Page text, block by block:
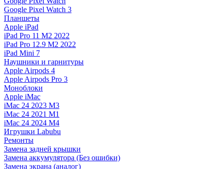
Google Pixel Watch 3
Планшеты
Apple iPad
iPad Pro 11 M2 2022
iPad Pro 12.9 M2 2022
iPad Mini 7
Наушники и гарнитуры
Apple Airpods 4
Apple Airpods Pro 3
Моноблоки
Apple iMac
iMac 24 2023 M3
iMac 24 2021 M1
iMac 24 2024 M4
Игрушки Labubu
Ремонты
Замена задней крышки
Замена аккумулятора (Без ошибки)
Замена экрана (аналог)